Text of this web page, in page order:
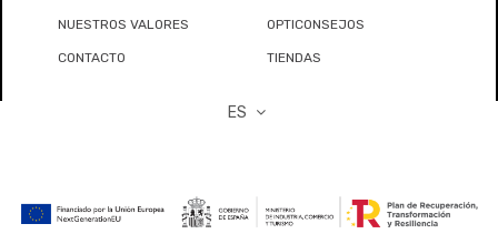
NUESTROS VALORES OPTICONSEJOS
CONTACTO TIENDAS
ES